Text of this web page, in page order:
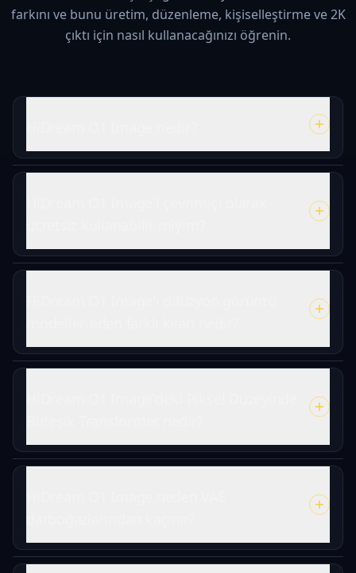
farkını ve bunu üretim, düzenleme, kişiselleştirme ve 2K
çıktı için nasıl kullanacağınızı öğrenin.